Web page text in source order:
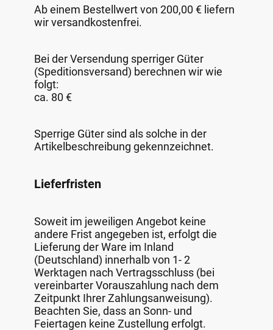
Ab einem Bestellwert von 200,00 € liefern
wir versandkostenfrei.
Bei der Versendung sperriger Güter
(Speditionsversand) berechnen wir wie
folgt:
ca. 80 €
Sperrige Güter sind als solche in der
Artikelbeschreibung gekennzeichnet.
Lieferfristen
Soweit im jeweiligen Angebot keine
andere Frist angegeben ist, erfolgt die
Lieferung der Ware im Inland
(Deutschland) innerhalb von 1- 2
Werktagen nach Vertragsschluss (bei
vereinbarter Vorauszahlung nach dem
Zeitpunkt Ihrer Zahlungsanweisung).
Beachten Sie, dass an Sonn- und
Feiertagen keine Zustellung erfolgt.